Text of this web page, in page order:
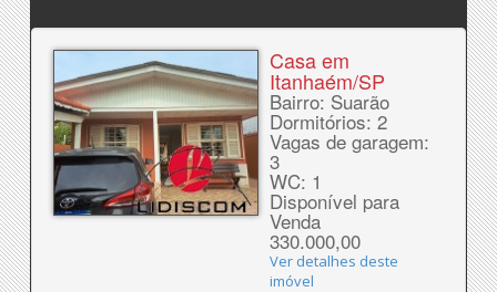
Casa em
Itanhaém/SP
Bairro: Suarão
Dormitórios: 2
Vagas de garagem:
3
WC: 1
Disponível para
Venda
330.000,00
Ver detalhes deste
imóvel